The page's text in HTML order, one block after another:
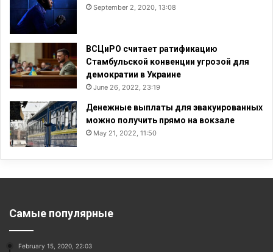
September 2, 2020, 13:08
ВСЦиРО считает ратификацию
Стамбульской конвенции угрозой для
демократии в Украине
June 26, 2022, 23:19
Денежные выплаты для эвакуированных
можно получить прямо на вокзале
May 21, 2022, 11:50
Самые популярные
February 15, 2020, 22:03